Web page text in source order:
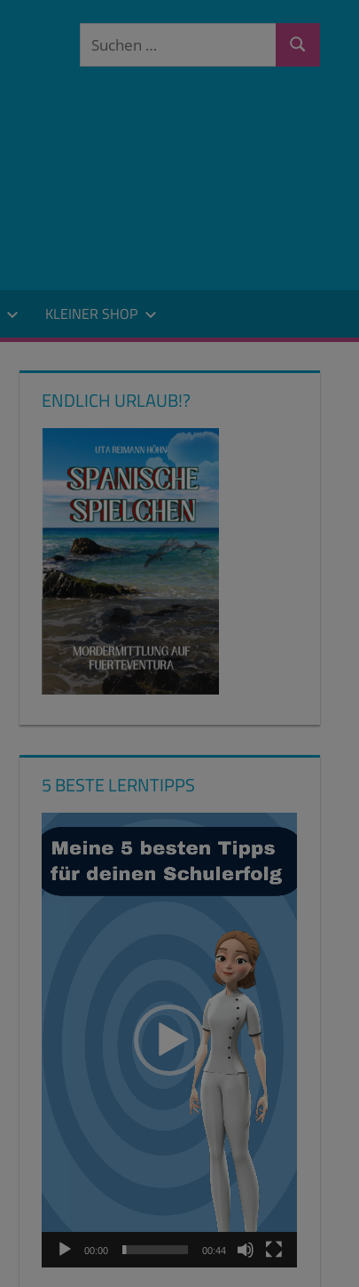
Suchen
Suchen
KLEINER SHOP
ENDLICH URLAUB!?
5 BESTE LERNTIPPS
Video-
Player
00:00 00:44